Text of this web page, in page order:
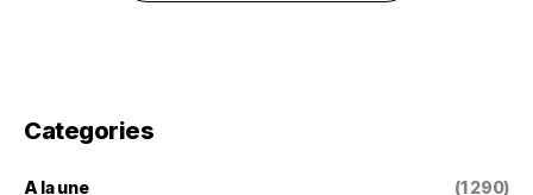
Categories
A la une (1 290)